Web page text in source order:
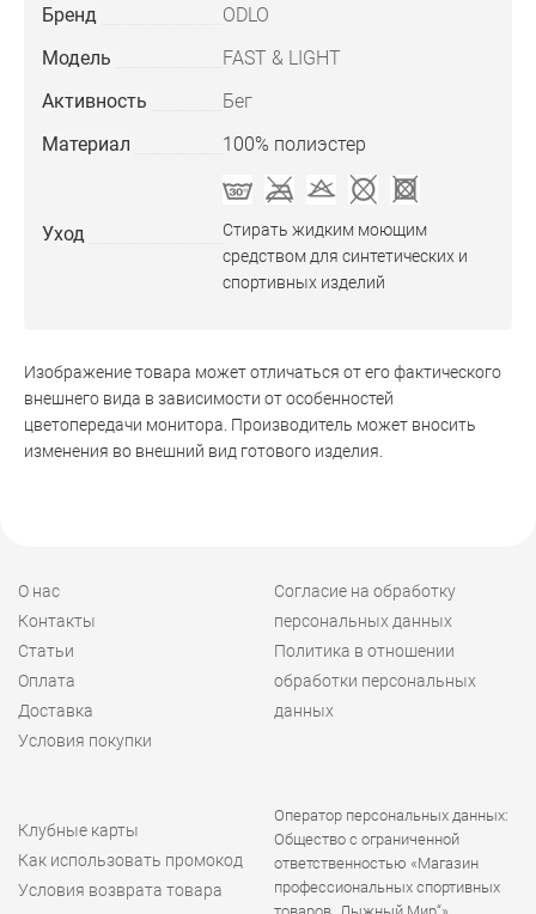
Бренд
ODLO
Модель
FAST & LIGHT
Активность
Бег
Материал
100% полиэстер
Уход
Стирать жидким моющим
средством для синтетических и
спортивных изделий
Изображение товара может отличаться от его фактического
внешнего вида в зависимости от особенностей
цветопередачи монитора. Производитель может вносить
изменения во внешний вид готового изделия.
О нас
Контакты
Статьи
Оплата
Доставка
Условия покупки
Согласие на обработку
персональных данных
Политика в отношении
обработки персональных
данных
Клубные карты
Как использовать промокод
Условия возврата товара
Оператор персональных данных:
Общество с ограниченной
ответственностью «Магазин
профессиональных спортивных